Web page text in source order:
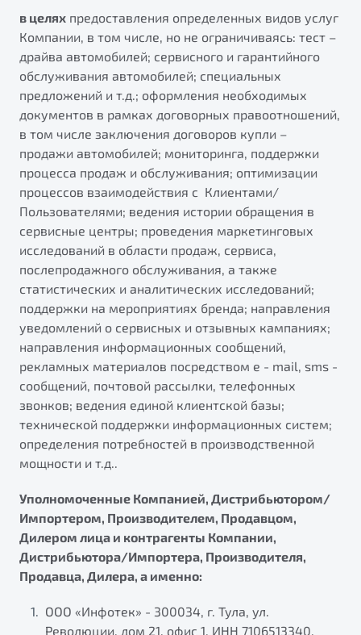
в целях предоставления определенных видов услуг
Компании, в том числе, но не ограничиваясь: тест –
драйва автомобилей; сервисного и гарантийного
обслуживания автомобилей; специальных
предложений и т.д.; оформления необходимых
документов в рамках договорных правоотношений,
в том числе заключения договоров купли –
продажи автомобилей; мониторинга, поддержки
процесса продаж и обслуживания; оптимизации
процессов взаимодействия с Клиентами/
Пользователями; ведения истории обращения в
сервисные центры; проведения маркетинговых
исследований в области продаж, сервиса,
послепродажного обслуживания, а также
статистических и аналитических исследований;
поддержки на мероприятиях бренда; направления
уведомлений о сервисных и отзывных кампаниях;
направления информационных сообщений,
рекламных материалов посредством e - mail, sms -
сообщений, почтовой рассылки, телефонных
звонков; ведения единой клиентской базы;
технической поддержки информационных систем;
определения потребностей в производственной
мощности и т.д..
Уполномоченные Компанией, Дистрибьютором/
Импортером, Производителем, Продавцом,
Дилером лица и контрагенты Компании,
Дистрибьютора/Импортера, Производителя,
Продавца, Дилера, а именно:
ООО «Инфотек» - 300034, г. Тула, ул.
Революции, дом 21, офис 1, ИНН 7106513340,